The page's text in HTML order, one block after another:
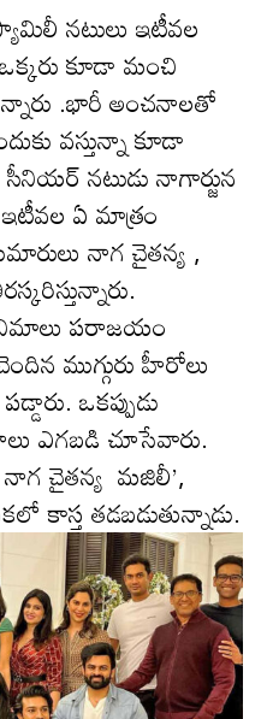
నటులు ఇటీవ‌ల
కూడా మంచి
.భారీ అంచ‌నాల‌తో
వ‌స్తున్నా కూడా
నటుడు నాగార్జున
ఇటీవ‌ల ఏ మాత్రం
నాగ చైతన్య ,
పరాజయం
ముగ్గురు హీరోలు
ఒకప్పుడు
ఎగ‌బ‌డి చూసేవారు.
నాగ చైత‌న్య మజిలీ’,
కాస్త త‌డ‌బ‌డుతున్నాడు.